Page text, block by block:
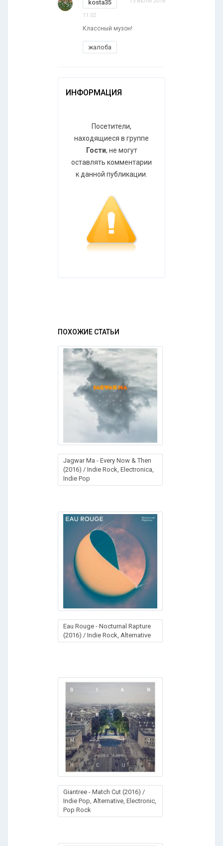
kosta35
11:02
Классный музон!
жалоба
ИНФОРМАЦИЯ
Посетители,
находящиеся в группе
Гости, не могут
оставлять комментарии
к данной публикации.
ПОХОЖИЕ СТАТЬИ
Jagwar Ma - Every Now & Then
(2016) / Indie Rock, Electronica,
Indie Pop
Eau Rouge - Nocturnal Rapture
(2016) / Indie Rock, Alternative
Giantree - Match Cut (2016) /
Indie Pop, Alternative, Electronic,
Pop Rock